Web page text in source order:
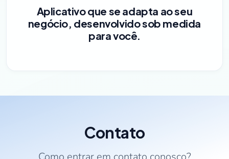
Aplicativo que se adapta ao seu
negócio, desenvolvido sob medida
para você.
Contato